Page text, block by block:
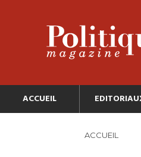
ACCUEIL
ACCUEIL